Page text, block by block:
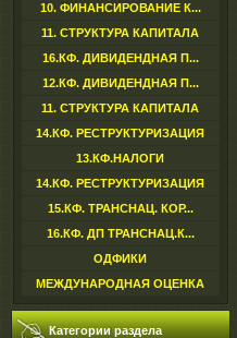
10. ФИНАНСИРОВАНИЕ К...
11. СТРУКТУРА КАПИТАЛА
16.КФ. ДИВИДЕНДНАЯ П...
12.КФ. ДИВИДЕНДНАЯ П...
11. СТРУКТУРА КАПИТАЛА
14.КФ. РЕСТРУКТУРИЗАЦИЯ
13.КФ.НАЛОГИ
14.КФ. РЕСТРУКТУРИЗАЦИЯ
15.КФ. ТРАНСНАЦ. КОР...
16.КФ. ДП ТРАНСНАЦ.К...
ОДФИКИ
МЕЖДУНАРОДНАЯ ОЦЕНКА
Категории раздела